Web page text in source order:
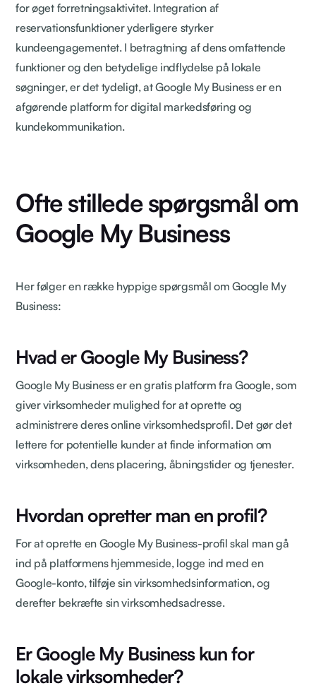
for øget forretningsaktivitet. Integration af
reservationsfunktioner yderligere styrker
kundeengagementet. I betragtning af dens omfattende
funktioner og den betydelige indflydelse på lokale
søgninger, er det tydeligt, at Google My Business er en
afgørende platform for digital markedsføring og
kundekommunikation.
Ofte stillede spørgsmål om
Google My Business
Her følger en række hyppige spørgsmål om Google My
Business:
Hvad er Google My Business?
Google My Business er en gratis platform fra Google, som
giver virksomheder mulighed for at oprette og
administrere deres online virksomhedsprofil. Det gør det
lettere for potentielle kunder at finde information om
virksomheden, dens placering, åbningstider og tjenester.
Hvordan opretter man en profil?
For at oprette en Google My Business-profil skal man gå
ind på platformens hjemmeside, logge ind med en
Google-konto, tilføje sin virksomhedsinformation, og
derefter bekræfte sin virksomhedsadresse.
Er Google My Business kun for
lokale virksomheder?